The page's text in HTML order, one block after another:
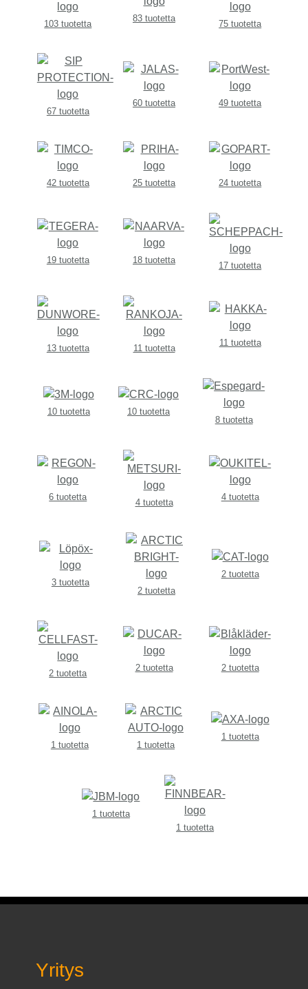
103 tuotetta
83 tuotetta
75 tuotetta
67 tuotetta
60 tuotetta 49 tuotetta
42 tuotetta 25 tuotetta 24 tuotetta
19 tuotetta 18 tuotetta
17 tuotetta
13 tuotetta 11 tuotetta
11 tuotetta
10 tuotetta
10 tuotetta
8 tuotetta
6 tuotetta
4 tuotetta
4 tuotetta
3 tuotetta
2 tuotetta
2 tuotetta
2 tuotetta
2 tuotetta 2 tuotetta
1 tuotetta 1 tuotetta
1 tuotetta
1 tuotetta
1 tuotetta
Yritys